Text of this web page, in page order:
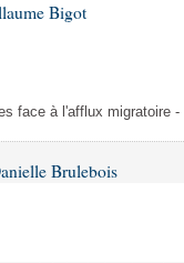
Bigot
face à l'afflux migratoire
Brulebois